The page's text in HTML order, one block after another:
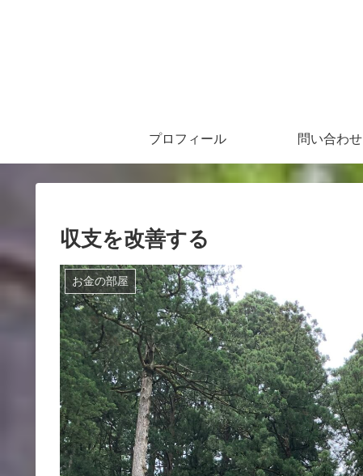
プロフィール 問い合わせ
収支を改善する
お金の部屋